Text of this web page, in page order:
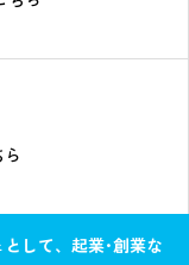
して、起業･創業な